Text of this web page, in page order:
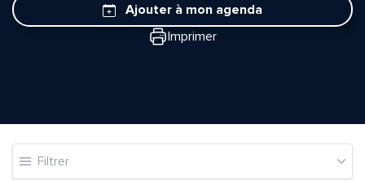
Ajouter à mon agenda
Imprimer
Filtrer